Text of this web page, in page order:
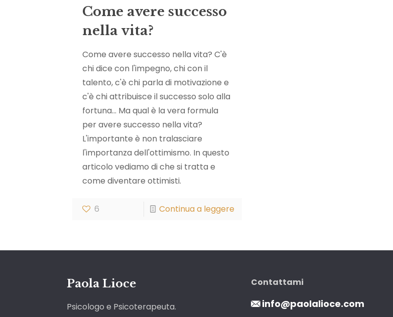
Come avere successo
nella vita?
Come avere successo nella vita? C'è
chi dice con l'impegno, chi con il
talento, c'è chi parla di motivazione e
c'è chi attribuisce il successo solo alla
fortuna... Ma qual è la vera formula
per avere successo nella vita?
L'importante è non tralasciare
l'importanza dell'ottimismo. In questo
articolo vediamo di che si tratta e
come diventare ottimisti.
6 Continua a leggere
Paola Lioce
Psicologo e Psicoterapeuta.
Contattami
info@paolalioce.com